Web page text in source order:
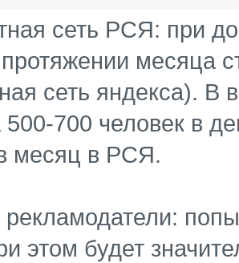
сеть РСЯ: при
месяца
сеть яндекса). В
500-700 человек в
месяц в РСЯ.
этом будет